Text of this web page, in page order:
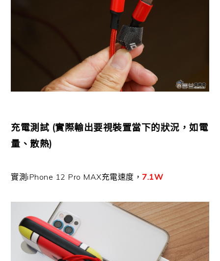
充電測試 (實際輸出要視裝置當下的狀況，如電
量、散熱)
實測iPhone 12 Pro MAX充電速度， 7.1W